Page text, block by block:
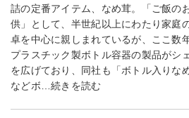
詰の定番アイテム、なめ茸。「ご飯の
供」として、半世紀以上にわたり家庭
卓を中心に親しまれているが、ここ数
プラスチック製ボトル容器の製品がシ
を広げており、同社も「ボトル入りな
などボ…続きを読む